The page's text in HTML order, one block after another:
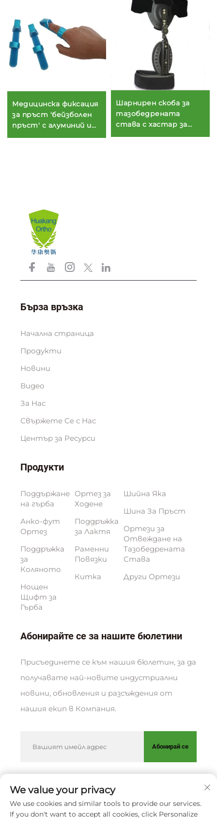
Медицинска фиксация
за пръст 'бейзболен
пръст' с алуминий и
пяна
Шарнирен скоба за
тазобедрената
става с хастар за
отвеждане на крака
Бърза връзка
Начална страница
Продукти
Новини
Видео
За Нас
Свържете Се с Нас
Център за Ресурси
Продукти
Поддържане
на гърба
Анко-фут
Ортез
Поддръжка
за
Коляното
Нощен
Щифт за
Гърба
Ортез за
Ходене
Поддръжка
за Лактя
Раменни
Повязки
Китка
Шийна Яка
Шинa За Пръст
Ортези за
Отвеждане на
Тазобедрената
Става
Други Ортези
Абонирайте се за нашите бюлетини
Присъединете се към нашия бюлетин, за да
получавате най-новите индустриални
новини, обновления и разсъждения от
нашия екип в Компания.
Абонирай се
Всички права запазени © XIAMEN HUAKANG
ORTHOPEDIC CO., LTD.
Политика за
поверителност
We value your privacy
We use cookies and similar tools to provide our services.
If you don't want to accept all cookies, click Personalize